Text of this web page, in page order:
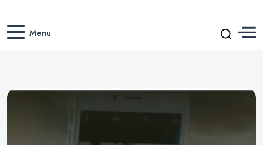
X-SITUATION
Menu